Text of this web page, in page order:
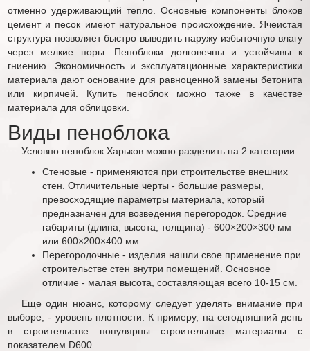
отменно удерживающий тепло. Основные компоненты блоков
цемент и песок имеют натуральное происхождение. Ячеистая
структура позволяет быстро выводить наружу избыточную влагу
через мелкие поры. Пеноблоки долговечны и устойчивы к
гниению. Экономичность и эксплуатационные характеристики
материала дают основание для равноценной замены бетонита
или кирпичей. Купить пеноблок можно также в качестве
материала для облицовки.
Виды пеноблока
Условно пеноблок Харьков можно разделить на 2 категории:
Стеновые - применяются при строительстве внешних
стен. Отличительные черты - большие размеры,
превосходящие параметры материала, который
предназначен для возведения перегородок. Средние
габариты (длина, высота, толщина) - 600×200×300 мм
или 600×200×400 мм.
Перегородочные - изделия нашли свое применение при
строительстве стен внутри помещений. Основное
отличие - малая высота, составляющая всего 10-15 см.
Еще один нюанс, которому следует уделять внимание при
выборе, - уровень плотности. К примеру, на сегодняшний день
в строительстве популярны строительные материалы с
показателем D600.